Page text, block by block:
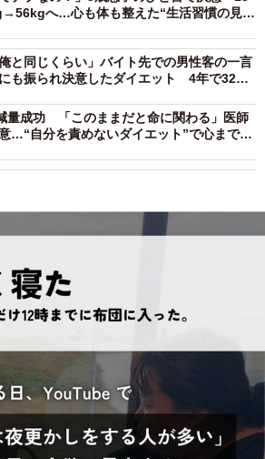
へ…心も体も整えた“生活習慣の見直
と同じくらい」バイト先での男性客の一言
も振られ決意したダイエット 4年で32キ
成功 「このままだと命に関わる」医師
…“自分を責めないダイエット”で心まで変